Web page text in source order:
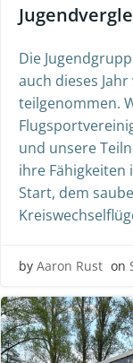
Die
auch dieses
teilgenommen.
und unsere
ihre Fähigkeiten
Start, dem
by Aaron Rust on